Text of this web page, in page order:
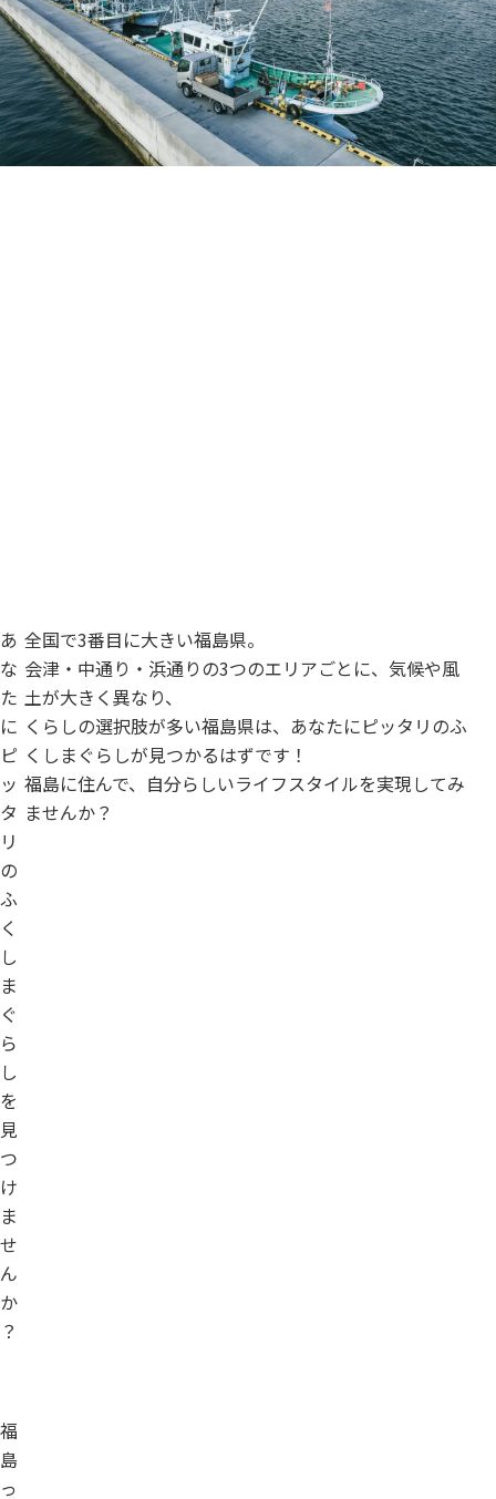
あ
な
た
に
ピ
ッ
タ
リ
の
ふ
く
し
ま
ぐ
ら
し
を
見
つ
け
ま
せ
ん
か
？
全国で3番目に大きい福島県。
会津・中通り・浜通りの3つのエリアごとに、気候や風
土が大きく異なり、
くらしの選択肢が多い福島県は、 あなたにピッタリのふ
くしまぐらしが見つかるはずです！
福島に住んで、 自分らしいライフスタイルを実現してみ
ませんか？
福
島
っ